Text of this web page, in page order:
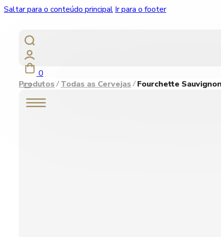
Saltar para o conteúdo principal Ir para o footer
0
Produtos
Todas as Cervejas Fourchette